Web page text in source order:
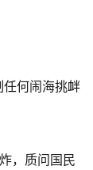
任何闹海挑衅
，质问国民